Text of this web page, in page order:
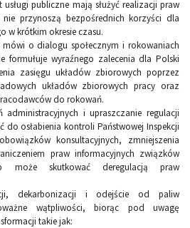
publiczne mają służyć realizacji praw
przynoszą bezpośrednich korzyści dla
w krótkim okresie czasu.
o dialogu społecznym i rokowaniach
formułuje wyraźnego zalecenia dla Polski
zasięgu układów zbiorowych poprzez
układów zbiorowych pracy oraz
do rokowań.
administracyjnych i upraszczanie regulacji
osłabienia kontroli Państwowej Inspekcji
konsultacyjnych, zmniejszenia
praw informacyjnych związków
może skutkować deregulacją praw
dekarbonizacji i odejście od paliw
wątpliwości, biorąc pod uwagę
takie jak: